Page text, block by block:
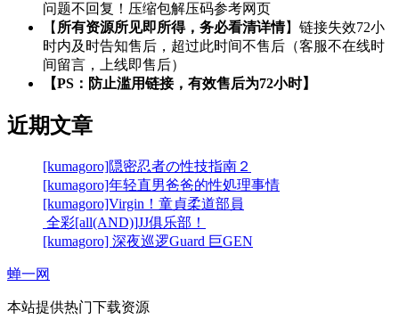
问题不回复！压缩包解压码参考网页
【 所有资源所见即所得，务必看清详情】链接失效72小
时内及时告知售后，超过此时间不售后（客服不在线时
间留言，上线即售后）
【PS：防止滥用链接，有效售后为72小时】
近期文章
[kumagoro]隠密忍者の性技指南２
[kumagoro]年轻直男爸爸的性処理事情
[kumagoro]Virgin！童貞柔道部員
全彩[all(AND)]JJ俱乐部！
[kumagoro] 深夜巡逻Guard 巨GEN
蝉一网
本站提供热门下载资源